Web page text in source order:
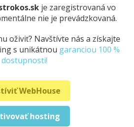
je zaregistrovaná vo
nie je prevádzkovaná.
oživiť? Navštívte nás a získajte
s unikátnou garanciou 100 %
dostupnosti!
WebHouse
hosting